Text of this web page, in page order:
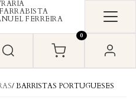
FERREIRA
0
/ BARRISTAS PORTUGUESES